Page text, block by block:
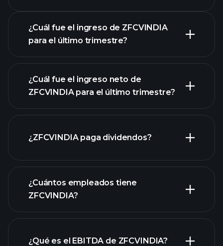
las ganancias de
ZFCVINDIA
¿Cuál fue el ingreso de ZFCVINDIA
para el último trimestre?
financieros de ZFCVINDIA
¿Cuál fue el ingreso neto de
ZFCVINDIA para el último trimestre?
informes financieros
de ZFCVINDIA
¿ZFCVINDIA paga dividendos?
acciones de alto dividendo
¿Cuántos empleados tiene
ZFCVINDIA?
¿Qué es el EBITDA de ZFCVINDIA?